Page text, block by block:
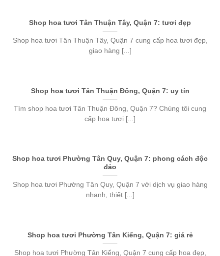
Shop hoa tươi Tân Thuận Tây, Quận 7: tươi đẹp
Shop hoa tươi Tân Thuận Tây, Quận 7 cung cấp hoa tươi đẹp,
giao hàng [...]
Shop hoa tươi Tân Thuận Đông, Quận 7: uy tín
Tìm shop hoa tươi Tân Thuận Đông, Quận 7? Chúng tôi cung
cấp hoa tươi [...]
Shop hoa tươi Phường Tân Quy, Quận 7: phong cách độc
đáo
Shop hoa tươi Phường Tân Quy, Quận 7 với dịch vụ giao hàng
nhanh, thiết [...]
Shop hoa tươi Phường Tân Kiểng, Quận 7: giá rẻ
Shop hoa tươi Phường Tân Kiểng, Quận 7 cung cấp hoa đẹp,